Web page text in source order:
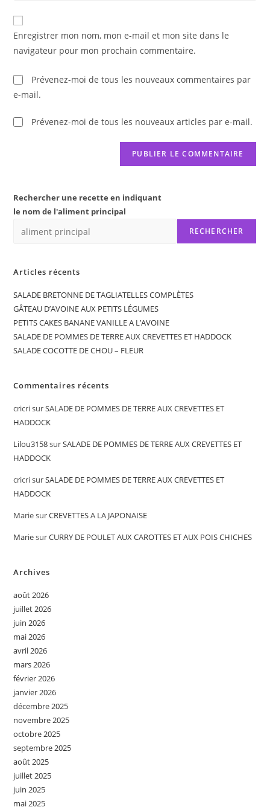
comment
de
votre
(facultatif)
Enregistrer mon nom, mon e-mail et mon site dans le
navigateur pour mon prochain commentaire.
Prévenez-moi de tous les nouveaux commentaires par
e-mail.
Prévenez-moi de tous les nouveaux articles par e-mail.
Rechercher une recette en indiquant
le nom de l'aliment principal
RECHERCHER
Articles récents
SALADE BRETONNE DE TAGLIATELLES COMPLÈTES
GÂTEAU D’AVOINE AUX PETITS LÉGUMES
PETITS CAKES BANANE VANILLE A L’AVOINE
SALADE DE POMMES DE TERRE AUX CREVETTES ET HADDOCK
SALADE COCOTTE DE CHOU – FLEUR
Commentaires récents
cricrisurSALADE DE POMMES DE TERRE AUX CREVETTES ET
HADDOCK
Lilou3158surSALADE DE POMMES DE TERRE AUX CREVETTES ET
HADDOCK
cricrisurSALADE DE POMMES DE TERRE AUX CREVETTES ET
HADDOCK
MariesurCREVETTES A LA JAPONAISE
MariesurCURRY DE POULET AUX CAROTTES ET AUX POIS CHICHES
Archives
août 2026
juillet 2026
juin 2026
mai 2026
avril 2026
mars 2026
février 2026
janvier 2026
décembre 2025
novembre 2025
octobre 2025
septembre 2025
août 2025
juillet 2025
juin 2025
mai 2025